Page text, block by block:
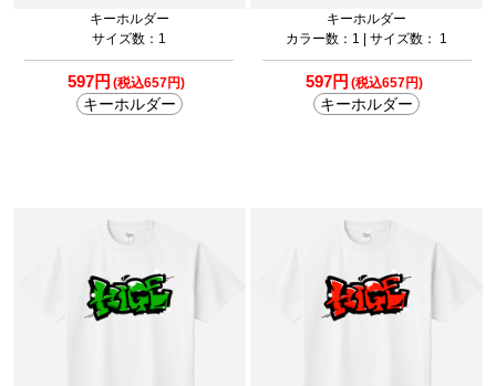
キーホルダー
サイズ数：1
597円 (税込657円)
キーホルダー
キーホルダー
カラー数：1 | サイズ数： 1
597円 (税込657円)
キーホルダー